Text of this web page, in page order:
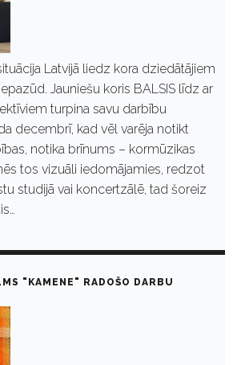
Latvijā liedz kora dziedātājiem
Jauniešu koris BALSIS līdz ar
turpina savu darbību
decembrī, kad vēl varēja notikt
notika brīnums – kormūzikas
tos vizuāli iedomājamies, redzot
studijā vai koncertzālē, tad šoreiz
"KAMENE" RADOŠO DARBU